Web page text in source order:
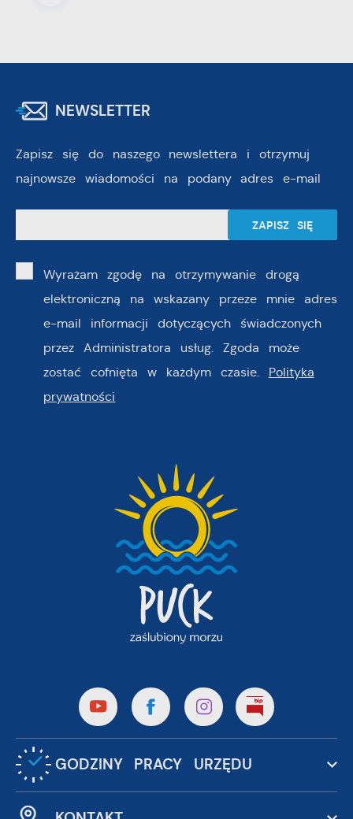
NEWSLETTER
Zapisz się do naszego newslettera i otrzymuj
najnowsze wiadomości na podany adres e-mail
Wyrażam zgodę na otrzymywanie drogą
elektroniczną na wskazany przeze mnie adres
e-mail informacji dotyczących świadczonych
przez Administratora usług. Zgoda może
zostać cofnięta w każdym czasie. Polityka
prywatności
GODZINY PRACY URZĘDU